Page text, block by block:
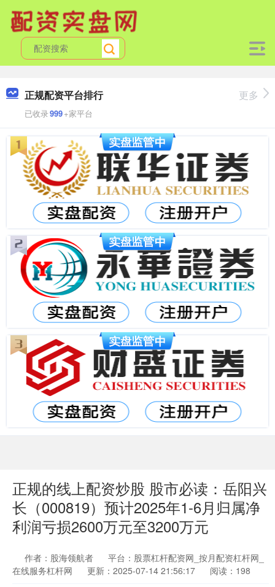
正规配资平台排行
已收录999+家平台
更多
正规的线上配资炒股 股市必读：岳阳兴
长（000819）预计2025年1-6月归属净
利润亏损2600万元至3200万元
作者：股海领航者
平台：股票杠杆配资网_按月配资杠杆网_
在线服务杠杆网
更新：2025-07-14 21:56:17 阅读：198